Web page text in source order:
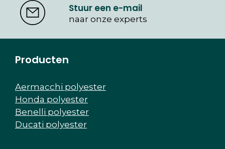
Stuur een e-mail
naar onze experts
Producten
Aermacchi polyester
Honda polyester
Benelli polyester
Ducati polyester